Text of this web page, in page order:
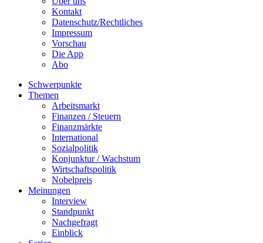
Kontakt
Datenschutz/Rechtliches
Impressum
Vorschau
Die App
Abo
Schwerpunkte
Themen
Arbeitsmarkt
Finanzen / Steuern
Finanzmärkte
International
Sozialpolitik
Konjunktur / Wachstum
Wirtschaftspolitik
Nobelpreis
Meinungen
Interview
Standpunkt
Nachgefragt
Einblick